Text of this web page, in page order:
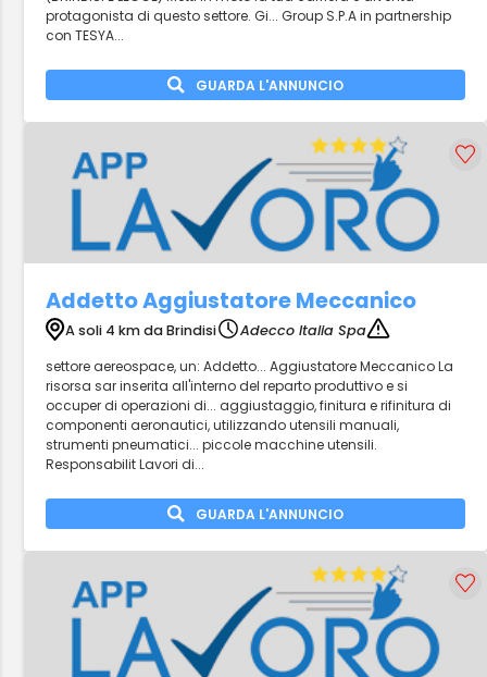
protagonista di questo settore. Gi... Group S.P.A in partnership
con TESYA...
GUARDA L'ANNUNCIO
Addetto Aggiustatore Meccanico
A soli 4 km da Brindisi
Adecco Italia Spa
settore aereospace, un: Addetto... Aggiustatore Meccanico La
risorsa sar inserita all'interno del reparto produttivo e si
occuper di operazioni di... aggiustaggio, finitura e rifinitura di
componenti aeronautici, utilizzando utensili manuali,
strumenti pneumatici... piccole macchine utensili.
Responsabilit Lavori di...
GUARDA L'ANNUNCIO